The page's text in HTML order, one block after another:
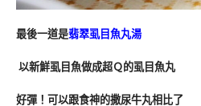
最後一道是翡翠虱目魚丸湯
以新鮮虱目魚做成超Ｑ的虱目魚丸
好彈！可以跟食神的撒尿牛丸相比了